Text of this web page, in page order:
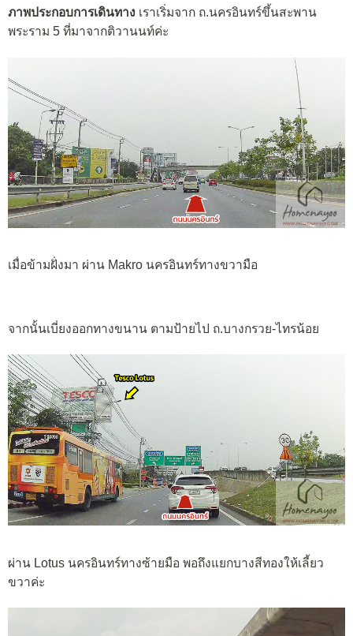
ภาพประกอบการเดินทาง เราเริ่มจาก ถ.นครอินทร์ขึ้นสะพาน
พระราม 5 ที่มาจากติวานนท์ค่ะ
เมื่อข้ามฝั่งมา ผ่าน Makro นครอินทร์ทางขวามือ
จากนั้นเบี่ยงออกทางขนาน ตามป้ายไป ถ.บางกรวย-ไทรน้อย
ผ่าน Lotus นครอินทร์ทางซ้ายมือ พอถึงแยกบางสีทองให้เลี้ยว
ขวาค่ะ